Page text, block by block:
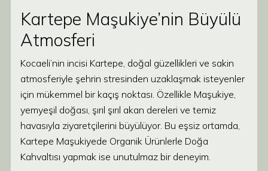
Kartepe Maşukiye’nin Büyülü
Atmosferi
Kocaeli’nin incisi Kartepe, doğal güzellikleri ve sakin
atmosferiyle şehrin stresinden uzaklaşmak isteyenler
için mükemmel bir kaçış noktası. Özellikle Maşukiye,
yemyeşil doğası, şırıl şırıl akan dereleri ve temiz
havasıyla ziyaretçilerini büyülüyor. Bu eşsiz ortamda,
Kartepe Maşukiyede Organik Ürünlerle Doğa
Kahvaltısı yapmak ise unutulmaz bir deneyim.